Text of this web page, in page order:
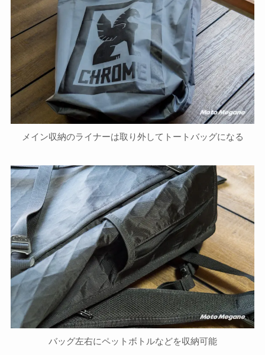
メイン収納のライナーは取り外してトートバッグになる
バッグ左右にペットボトルなどを収納可能